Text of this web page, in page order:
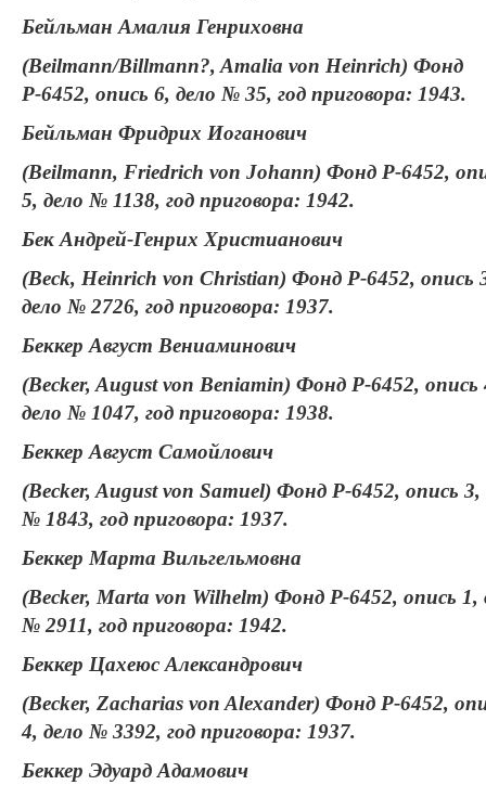
Бейльман Амалия Генриховна
(Beilmann/Billmann?, Amalia von Heinrich) Фонд
Р-6452, опись 6, дело № 35, год приговора: 1943.
Бейльман Фридрих Иоганович
(Beilmann, Friedrich von Johann) Фонд Р-6452,
5, дело № 1138, год приговора: 1942.
Бек Андрей-Генрих Христианович
(Beck, Heinrich von Christian) Фонд Р-6452, опись
дело № 2726, год приговора: 1937.
Беккер Август Вениаминович
(Becker, August von Beniamin) Фонд Р-6452, опись
дело № 1047, год приговора: 1938.
Беккер Август Самойлович
(Becker, August von Samuel) Фонд Р-6452, опись 3,
№ 1843, год приговора: 1937.
Беккер Марта Вильгельмовна
(Becker, Marta von Wilhelm) Фонд Р-6452, опись 1,
№ 2911, год приговора: 1942.
Беккер Цахеюс Александрович
(Becker, Zacharias von Alexander) Фонд Р-6452,
4, дело № 3392, год приговора: 1937.
Беккер Эдуард Адамович